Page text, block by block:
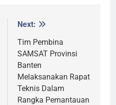
Next:
Tim Pembina
SAMSAT Provinsi
Banten
Melaksanakan Rapat
Teknis Dalam
Rangka Pemantauan